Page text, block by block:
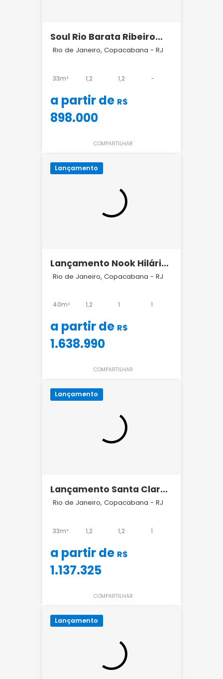
Soul Rio Barata Ribeiro
Copacabana
Rio de Janeiro, Copacabana - RJ
33m² 1,2 1,2 -
a partir de R$
898.000
COMPARTILHAR
Lançamento
Lançamento Nook Hilário
Gouvêia Copacabana
Rio de Janeiro, Copacabana - RJ
40m² 1,2 1 1
a partir de R$
1.638.990
COMPARTILHAR
Lançamento
Lançamento Santa Clara
127 Copacabana
Rio de Janeiro, Copacabana - RJ
33m² 1,2 1,2 1
a partir de R$
1.137.325
COMPARTILHAR
Lançamento